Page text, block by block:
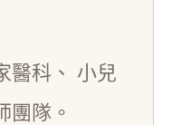
醫科、 小兒
團隊。